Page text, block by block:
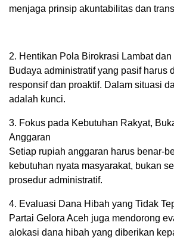
menjaga prinsip akuntabilitas dan
2. Hentikan Pola Birokrasi Lambat dan
Budaya administratif yang pasif harus
responsif dan proaktif. Dalam situasi
adalah kunci.
3. Fokus pada Kebutuhan Rakyat,
Anggaran
Setiap rupiah anggaran harus benar-
kebutuhan nyata masyarakat, bukan
prosedur administratif.
4. Evaluasi Dana Hibah yang Tidak
Partai Gelora Aceh juga mendorong
alokasi dana hibah yang diberikan